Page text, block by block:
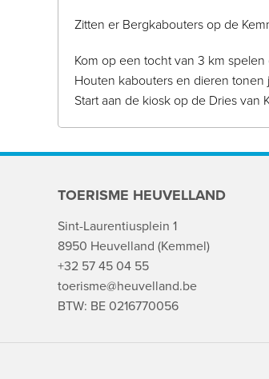
Zitten er Bergkabouters op de
Kom op een tocht van 3 km
Houten kabouters en dieren
Start aan de kiosk op de Dries
TOERISME HEUVELLAND
Sint-Laurentiusplein 1
8950 Heuvelland (Kemmel)
+32 57 45 04 55
toerisme@heuvelland.be
BTW: BE 0216770056